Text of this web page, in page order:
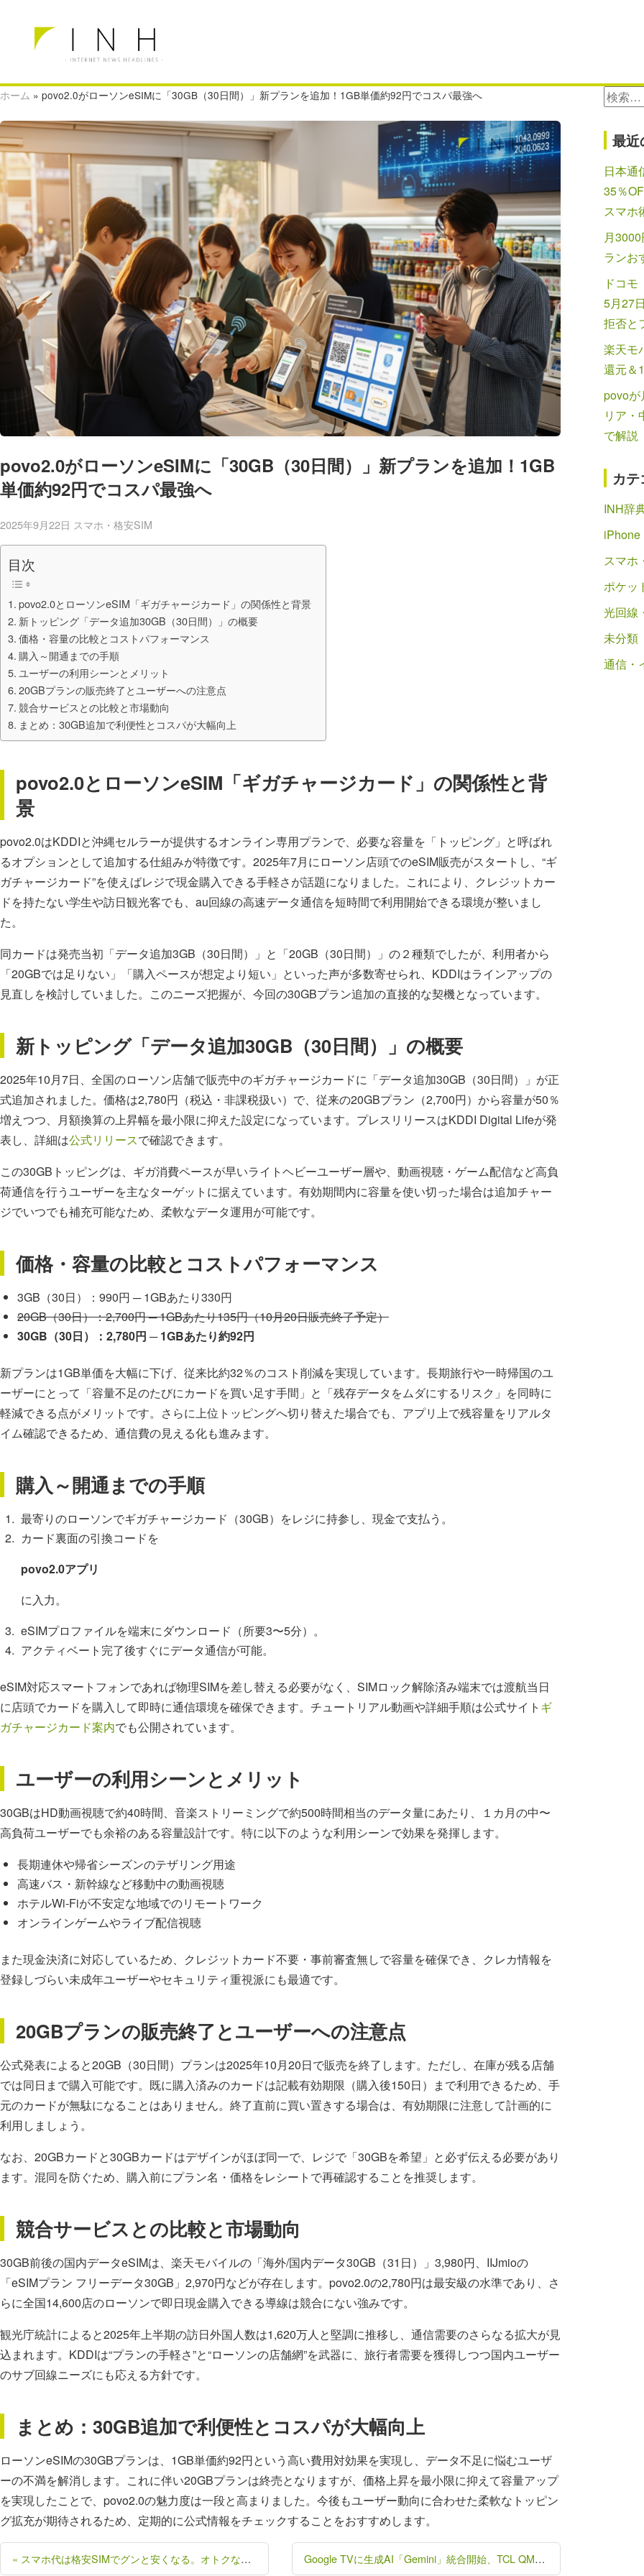
ホーム » povo2.0がローソンeSIMに「30GB（30日間）」新プランを追加！1GB単価約92円でコスパ最強へ
povo2.0がローソンeSIMに「30GB（30日間）」新プランを追加！1GB
単価約92円でコスパ最強へ
2025年9月22日 スマホ・格安SIM
目次
povo2.0とローソンeSIM「ギガチャージカード」の関係性と背景
新トッピング「データ追加30GB（30日間）」の概要
価格・容量の比較とコストパフォーマンス
購入～開通までの手順
ユーザーの利用シーンとメリット
20GBプランの販売終了とユーザーへの注意点
競合サービスとの比較と市場動向
まとめ：30GB追加で利便性とコスパが大幅向上
povo2.0とローソンeSIM「ギガチャージカード」の関係性と背
景
povo2.0はKDDIと沖縄セルラーが提供するオンライン専用プランで、必要な容量を「トッピング」と呼ばれ
るオプションとして追加する仕組みが特徴です。2025年7月にローソン店頭でのeSIM販売がスタートし、“ギ
ガチャージカード”を使えばレジで現金購入できる手軽さが話題になりました。これにより、クレジットカー
ドを持たない学生や訪日観光客でも、au回線の高速データ通信を短時間で利用開始できる環境が整いまし
た。
同カードは発売当初「データ追加3GB（30日間）」と「20GB（30日間）」の２種類でしたが、利用者から
「20GBでは足りない」「購入ペースが想定より短い」といった声が多数寄せられ、KDDIはラインアップの
見直しを検討していました。このニーズ把握が、今回の30GBプラン追加の直接的な契機となっています。
新トッピング「データ追加30GB（30日間）」の概要
2025年10月7日、全国のローソン店舗で販売中のギガチャージカードに「データ追加30GB（30日間）」が正
式追加されました。価格は2,780円（税込・非課税扱い）で、従来の20GBプラン（2,700円）から容量が50％
増えつつ、月額換算の上昇幅を最小限に抑えた設定になっています。プレスリリースはKDDI Digital Lifeが発
表し、詳細は公式リリースで確認できます。
この30GBトッピングは、ギガ消費ペースが早いライトヘビーユーザー層や、動画視聴・ゲーム配信など高負
荷通信を行うユーザーを主なターゲットに据えています。有効期間内に容量を使い切った場合は追加チャー
ジでいつでも補充可能なため、柔軟なデータ運用が可能です。
価格・容量の比較とコストパフォーマンス
3GB（30日）：990円 ─ 1GBあたり330円
20GB（30日）：2,700円 ─ 1GBあたり135円（10月20日販売終了予定）
30GB（30日）：2,780円 ─ 1GBあたり約92円
新プランは1GB単価を大幅に下げ、従来比約32％のコスト削減を実現しています。長期旅行や一時帰国のユ
ーザーにとって「容量不足のたびにカードを買い足す手間」と「残存データをムダにするリスク」を同時に
軽減できる点がメリットです。さらに上位トッピングへ切り替えた場合でも、アプリ上で残容量をリアルタ
イム確認できるため、通信費の見える化も進みます。
購入～開通までの手順
最寄りのローソンでギガチャージカード（30GB）をレジに持参し、現金で支払う。
カード裏面の引換コードを
povo2.0アプリ
に入力。
eSIMプロファイルを端末にダウンロード（所要3〜5分）。
アクティベート完了後すぐにデータ通信が可能。
eSIM対応スマートフォンであれば物理SIMを差し替える必要がなく、SIMロック解除済み端末では渡航当日
に店頭でカードを購入して即時に通信環境を確保できます。チュートリアル動画や詳細手順は公式サイト ギ
ガチャージカード案内でも公開されています。
ユーザーの利用シーンとメリット
30GBはHD動画視聴で約40時間、音楽ストリーミングで約500時間相当のデータ量にあたり、１カ月の中〜
高負荷ユーザーでも余裕のある容量設計です。特に以下のような利用シーンで効果を発揮します。
長期連休や帰省シーズンのテザリング用途
高速バス・新幹線など移動中の動画視聴
ホテルWi-Fiが不安定な地域でのリモートワーク
オンラインゲームやライブ配信視聴
また現金決済に対応しているため、クレジットカード不要・事前審査無しで容量を確保でき、クレカ情報を
登録しづらい未成年ユーザーやセキュリティ重視派にも最適です。
20GBプランの販売終了とユーザーへの注意点
公式発表によると20GB（30日間）プランは2025年10月20日で販売を終了します。ただし、在庫が残る店舗
では同日まで購入可能です。既に購入済みのカードは記載有効期限（購入後150日）まで利用できるため、手
元のカードが無駄になることはありません。終了直前に買い置きする場合は、有効期限に注意して計画的に
利用しましょう。
なお、20GBカードと30GBカードはデザインがほぼ同一で、レジで「30GBを希望」と必ず伝える必要があり
ます。混同を防ぐため、購入前にプラン名・価格をレシートで再確認することを推奨します。
競合サービスとの比較と市場動向
30GB前後の国内データeSIMは、楽天モバイルの「海外/国内データ30GB（31日）」3,980円、IIJmioの
「eSIMプラン フリーデータ30GB」2,970円などが存在します。povo2.0の2,780円は最安級の水準であり、さ
らに全国14,600店のローソンで即日現金購入できる導線は競合にない強みです。
観光庁統計によると2025年上半期の訪日外国人数は1,620万人と堅調に推移し、通信需要のさらなる拡大が見
込まれます。KDDIは“プランの手軽さ”と“ローソンの店舗網”を武器に、旅行者需要を獲得しつつ国内ユーザー
のサブ回線ニーズにも応える方針です。
まとめ：30GB追加で利便性とコスパが大幅向上
ローソンeSIMの30GBプランは、1GB単価約92円という高い費用対効果を実現し、データ不足に悩むユーザ
ーの不満を解消します。これに伴い20GBプランは終売となりますが、価格上昇を最小限に抑えて容量アップ
を実現したことで、povo2.0の魅力度は一段と高まりました。今後もユーザー動向に合わせた柔軟なトッピン
グ拡充が期待されるため、定期的に公式情報をチェックすることをおすすめします。
« スマホ代は格安SIMでグンと安くなる。オトクな格安SIM３選と事例を発表 Google TVに生成AI「Gemini」統合開始、TCL QM9Kから広がる“会話するテレビ”の革命的体験 »
検
最近
日本通
35％
スマホ
月
ランお
ドコモ
5月27
拒否と
楽天モ
還元＆
povoが
リア・
で解説
カ
INH辞
iPhone
スマホ
ポケッ
光回線
未分類
通信・